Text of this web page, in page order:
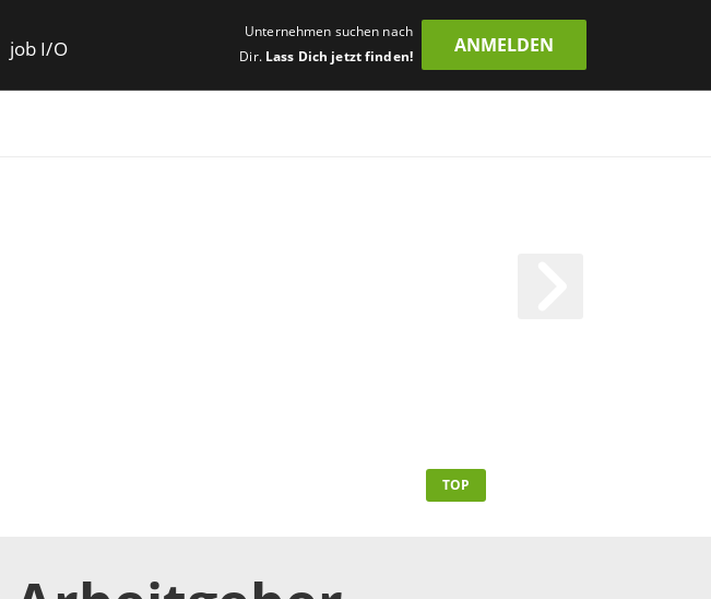
job I/O
Unternehmen suchen nach
Dir. Lass Dich jetzt finden!
ANMELDEN
TOP